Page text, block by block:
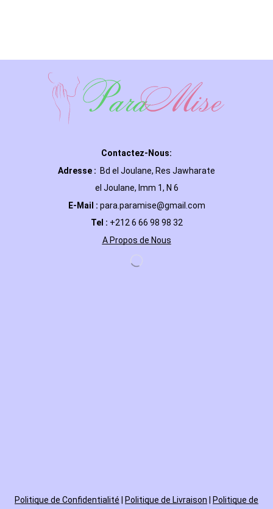
Contactez-Nous:
Adresse : Bd el Joulane, Res Jawharate
el Joulane, Imm 1, N 6
E-Mail : para.paramise@gmail.com
Tel : +212 6 66 98 98 32
A Propos de Nous
Politique de Confidentialité | Politique de Livraison | Politique de